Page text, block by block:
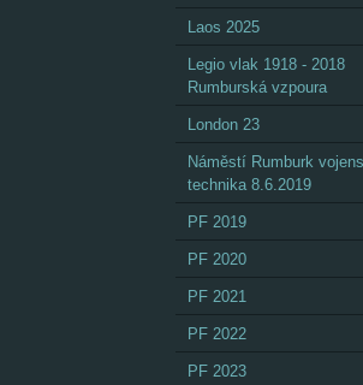
Laos 2025
Legio vlak 1918 - 2018
Rumburská vzpoura
London 23
Náměstí Rumburk
technika 8.6.2019
PF 2019
PF 2020
PF 2021
PF 2022
PF 2023